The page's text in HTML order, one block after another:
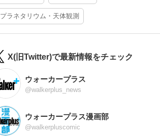
プラネタリウム・天体観測
X(旧Twitter)で最新情報をチェック
ウォーカープラス
@walkerplus_news
ウォーカープラス漫画部
@walkerpluscomic